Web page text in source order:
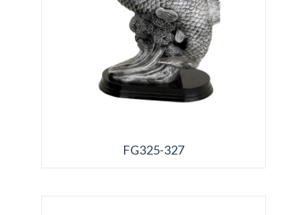
FG325-327